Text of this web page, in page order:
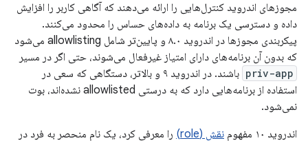
مجوزهای اندروید کنترل‌هایی را ارائه می‌دهند که آگاهی کاربر را افزایش
داده و دسترسی یک برنامه به داده‌های حساس را محدود می‌کنند.
پیکربندی مجوزها در اندروید ۸.۰ و پایین‌تر شامل allowlisting می‌شود
که بدون آن برنامه‌های دارای امتیاز غیرفعال می‌شوند، حتی اگر در مسیر
priv-app
باشند. در اندروید ۹ و بالاتر، دستگاهی که سعی در
استفاده از برنامه‌هایی دارد که به درستی allowlisted نشده‌اند، بوت
نمی‌شود.
اندروید ۱۰ مفهوم
نقش (role)
را معرفی کرد، یک نام منحصر به فرد در